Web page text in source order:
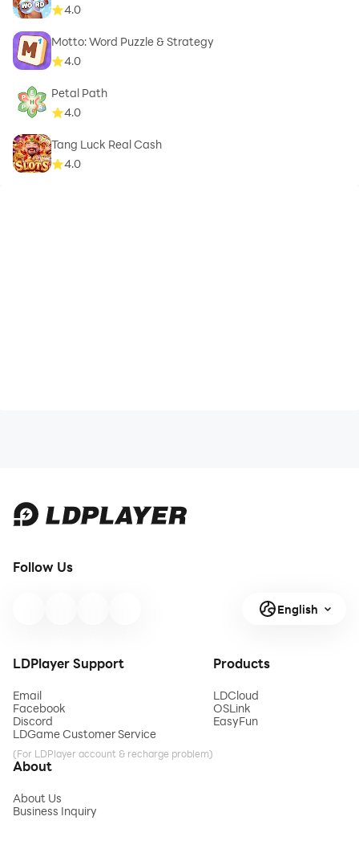
4.0
Motto: Word Puzzle & Strategy
4.0
Petal Path
4.0
Tang Luck Real Cash
4.0
Follow Us
English
LDPlayer Support
Email
Facebook
Discord
LDGame Customer Service
(For LDPlayer account & recharge problem)
Products
LDCloud
OSLink
EasyFun
About
About Us
Business Inquiry